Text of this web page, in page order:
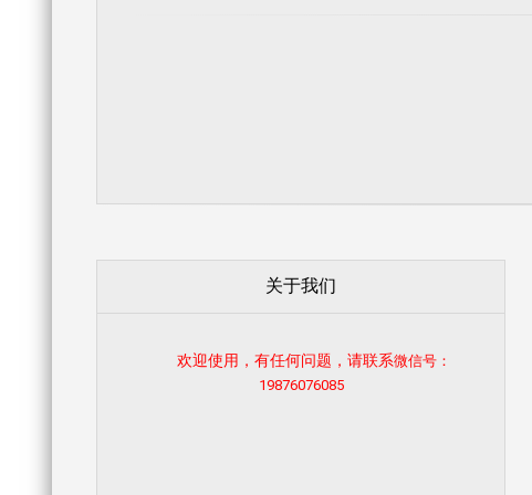
关于我们
欢迎使用，有任何问题，请联系微信号：
19876076085